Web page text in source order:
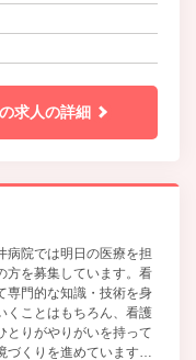
求人の詳細
病院では明日の医療を担
方を募集しています。看
専門的な知識・技術を身
くことはもちろん、看護
とりがやりがいを持って
づくりを進めています。